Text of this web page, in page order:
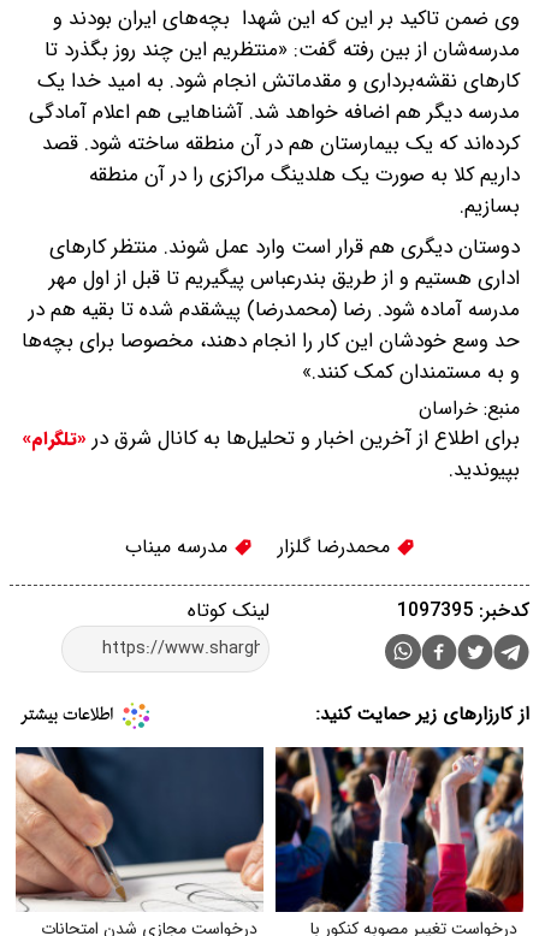
وی ضمن تاکید بر این که این شهدا بچه‌های ایران بودند و
مدرسه‌شان از بین رفته گفت: «منتظریم این چند روز بگذرد تا
کارهای نقشه‌برداری و مقدماتش انجام شود. به امید خدا یک
مدرسه دیگر هم اضافه خواهد شد. آشناهایی هم اعلام آمادگی
کرده‌اند که یک بیمارستان هم در آن منطقه ساخته شود. قصد
داریم کلا به صورت یک هلدینگ مراکزی را در آن منطقه
بسازیم.
دوستان دیگری هم قرار است وارد عمل شوند. منتظر کارهای
اداری هستیم و از طریق بندرعباس پیگیریم تا قبل از اول مهر
مدرسه آماده شود. رضا (محمدرضا) پیشقدم شده تا بقیه هم در
حد وسع خودشان این کار را انجام دهند، مخصوصا برای بچه‌ها
و به مستمندان کمک کنند.»
منبع: خراسان
برای اطلاع از آخرین اخبار و تحلیل‌ها به کانال شرق در «تلگرام»
بپیوندید.
محمدرضا گلزار مدرسه میناب
لینک کوتاه کدخبر: 1097395
از کارزارهای زیر حمایت کنید:
درخواست تغییر مصوبه کنکور با درخواست مجازی شدن امتحانات